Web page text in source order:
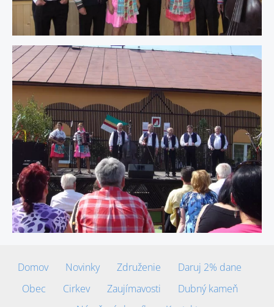
Domov Novinky Združenie
Daruj 2% dane
Obec
Cirkev Zaujímavosti
Dubný kameň